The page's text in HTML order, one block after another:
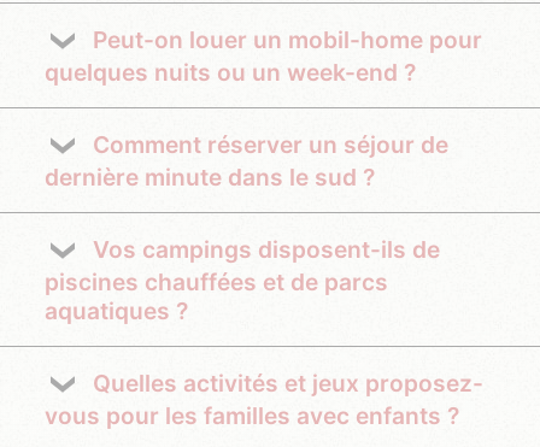
Peut-on louer un mobil-home pour
quelques nuits ou un week-end ?
Comment réserver un séjour de
dernière minute dans le sud ?
Vos campings disposent-ils de
piscines chauffées et de parcs
aquatiques ?
Quelles activités et jeux proposez-
vous pour les familles avec enfants ?